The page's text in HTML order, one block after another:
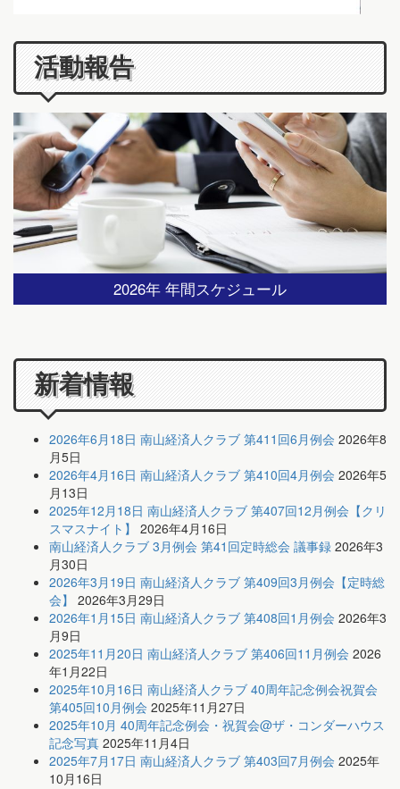
活動報告
2026年 年間スケジュール
新着情報
2026年6月18日 南山経済人クラブ 第411回6月例会 2026年8
月5日
2026年4月16日 南山経済人クラブ 第410回4月例会 2026年5
月13日
2025年12月18日 南山経済人クラブ 第407回12月例会【クリ
スマスナイト】 2026年4月16日
南山経済人クラブ 3月例会 第41回定時総会 議事録 2026年3
月30日
2026年3月19日 南山経済人クラブ 第409回3月例会【定時総
会】 2026年3月29日
2026年1月15日 南山経済人クラブ 第408回1月例会 2026年3
月9日
2025年11月20日 南山経済人クラブ 第406回11月例会 2026
年1月22日
2025年10月16日 南山経済人クラブ 40周年記念例会祝賀会
第405回10月例会 2025年11月27日
2025年10月 40周年記念例会・祝賀会@ザ・コンダーハウス
記念写真 2025年11月4日
2025年7月17日 南山経済人クラブ 第403回7月例会 2025年
10月16日